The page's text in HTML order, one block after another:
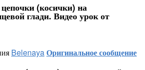
(косички) на
глади. Видео урок от
BelenayaОригинальное сообщение